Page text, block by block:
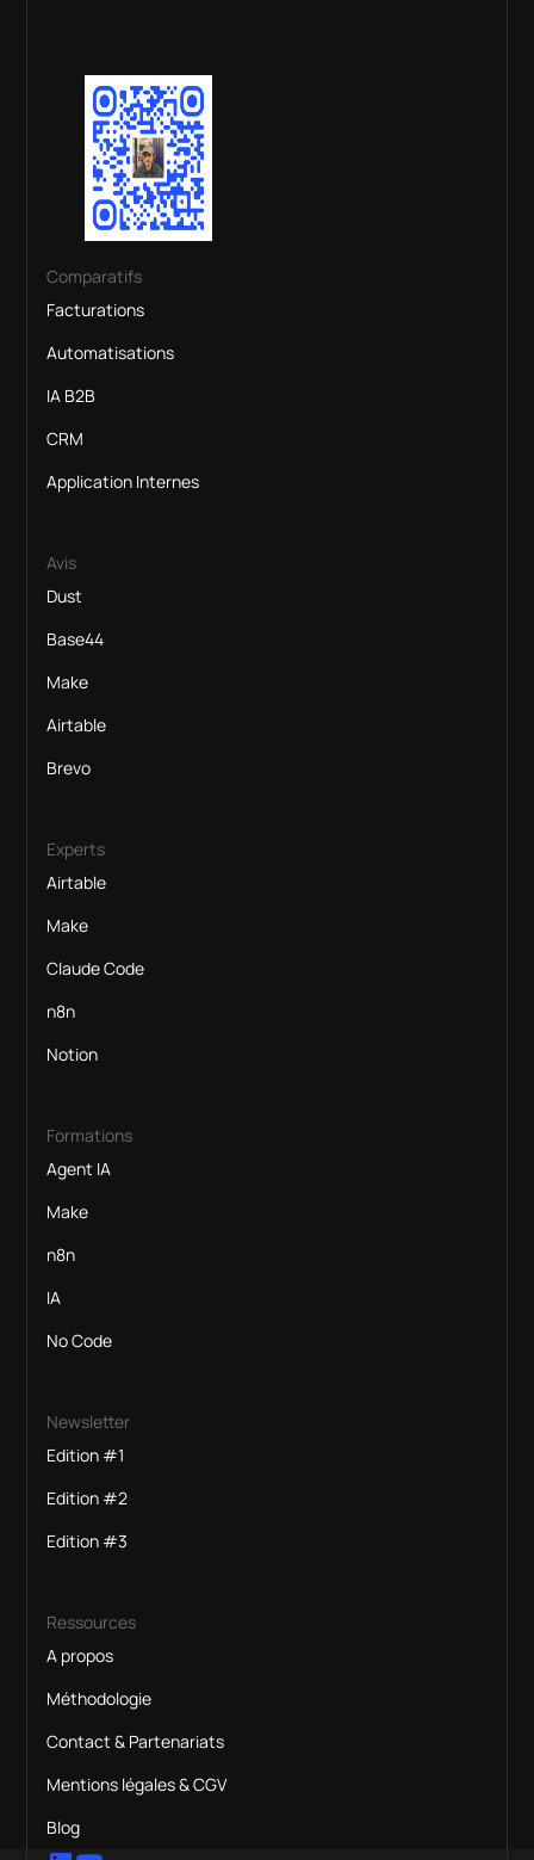
Comparatifs
Facturations
Automatisations
IA B2B
CRM
Application Internes
Avis
Dust
Base44
Make
Airtable
Brevo
Experts
Airtable
Make
Claude Code
n8n
Notion
Formations
Agent IA
Make
n8n
IA
No Code
Newsletter
Edition #1
Edition #2
Edition #3
Ressources
A propos
Méthodologie
Contact & Partenariats
Mentions légales & CGV
Blog